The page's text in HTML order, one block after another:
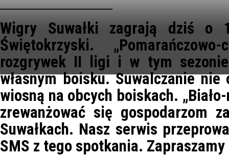
Wigry Suwałki zagrają dziś o
Świętokrzyski.
rozgrywek II ligi i w tym
własnym boisku. Suwalczanie
wiosną na obcych boiskach.
zrewanżować się gospodarzom
Suwałkach. Nasz serwis
SMS z tego spotkania. Zapraszamy